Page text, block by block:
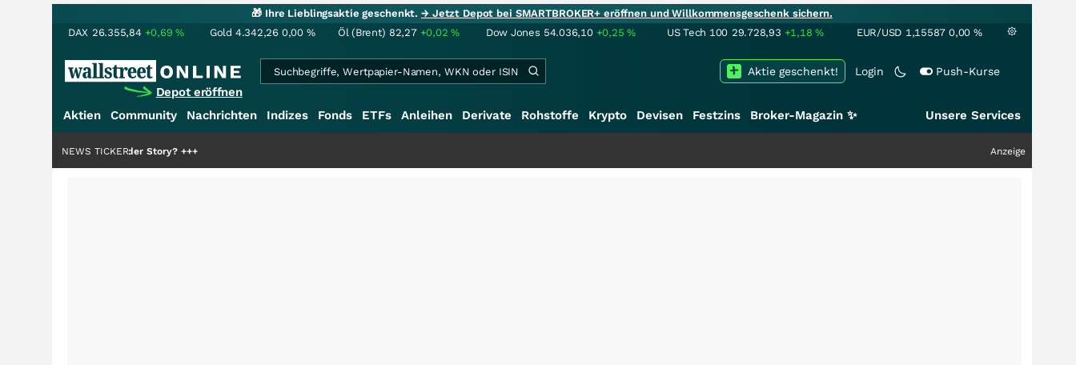
🎁 Ihre Lieblingsaktie geschenkt.→ Jetzt Depot bei SMARTBROKER+ eröffnen und Willkommensgeschenk sichern.
DAX 26.355,84 +0,69% Gold 4.342,26 0,00 % Öl (Brent) 82,27 +0,02% Dow Jones 54.036,10 +0,25% US Tech 100 29.728,93 +1,18% EUR/USD 1,15587 0,00 %
Depot eröffnen
Login Push-Kurse
Aktie geschenkt!
Aktien Community Nachrichten Indizes Fonds ETFs Anleihen Derivate Rohstoffe Krypto Devisen Festzins Broker-Magazin ✨ Unsere Services
nur die Hälfte der Story?+++ Anzeige
NEWS TICKER